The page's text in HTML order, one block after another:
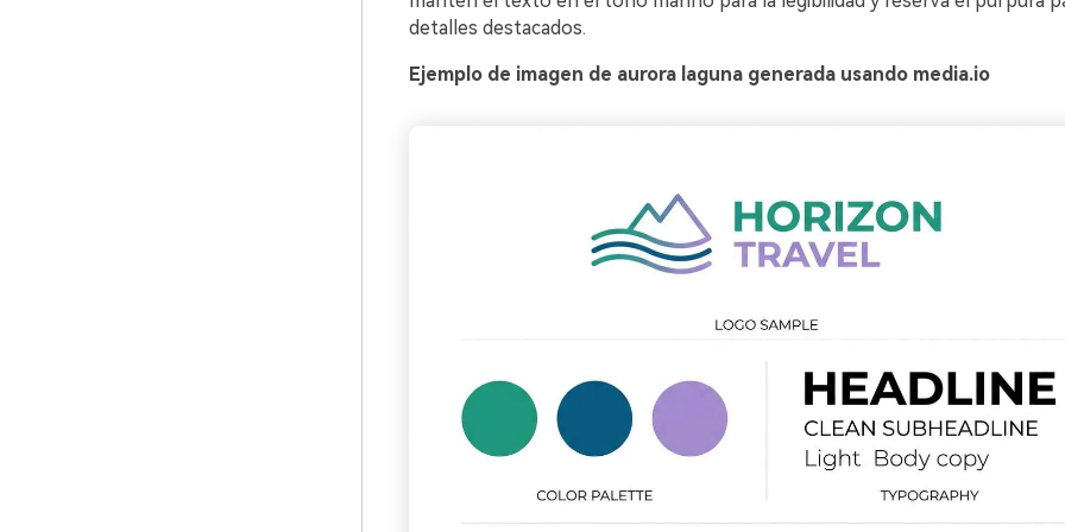
detalles destacados.
Ejemplo de imagen de aurora laguna generada usando media.io